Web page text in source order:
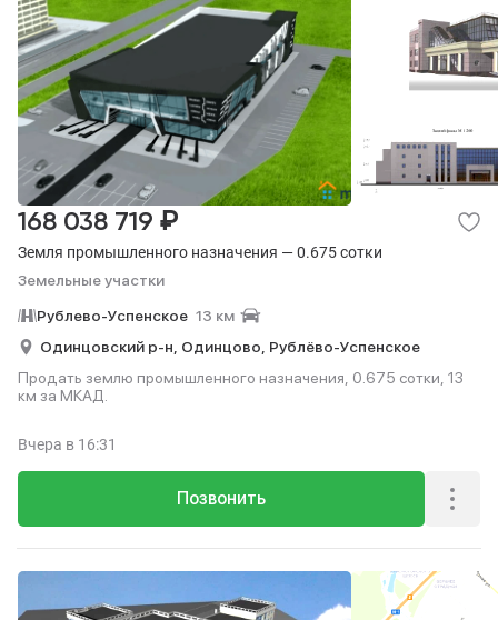
Земля промышленного назначения — 0.675 сотки
Земельные участки
168 038 719 ₽
Рублево-Успенское 13 км
Одинцовский р-н, Одинцово, Рублёво-Успенское
Продать землю промышленного назначения, 0.675 сотки, 13
км за МКАД.
Позвонить
Вчера в 16:31